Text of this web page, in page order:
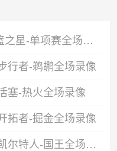
WNBA全明星单项赛投篮之星-单项赛全场录像
行者-鹈鹕全场录像
塞-热火全场录像
拓者-掘金全场录像
07月16日NBA夏季联赛凯尔特人-国王全场录像